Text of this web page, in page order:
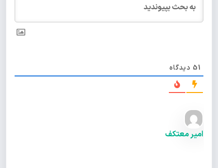
51 دیدگاه
امیر معتکف